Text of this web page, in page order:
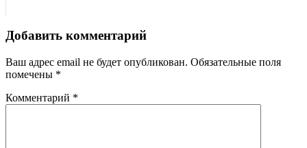
Добавить комментарий
Ваш адрес email не будет опубликован. Обязательные поля
помечены *
Комментарий *